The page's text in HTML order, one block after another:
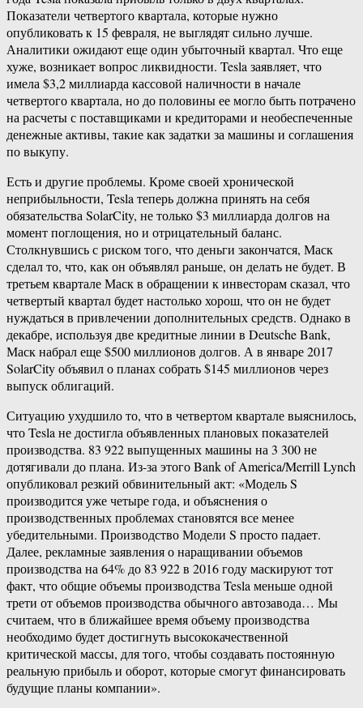
Показатели четвертого квартала, которые нужно
опубликовать к 15 февраля, не выглядят сильно лучше.
Аналитики ожидают еще один убыточный квартал. Что еще
хуже, возникает вопрос ликвидности. Tesla заявляет, что
имела $3,2 миллиарда кассовой наличности в начале
четвертого квартала, но до половины ее могло быть потрачено
на расчеты с поставщиками и кредиторами и необеспеченные
денежные активы, такие как задатки за машины и соглашения
по выкупу.
Есть и другие проблемы. Кроме своей хронической
неприбыльности, Tesla теперь должна принять на себя
обязательства SolarCity, не только $3 миллиарда долгов на
момент поглощения, но и отрицательный баланс.
Столкнувшись с риском того, что деньги закончатся, Маск
сделал то, что, как он объявлял раньше, он делать не будет. В
третьем квартале Маск в обращении к инвесторам сказал, что
четвертый квартал будет настолько хорош, что он не будет
нуждаться в привлечении дополнительных средств. Однако в
декабре, используя две кредитные линии в Deutsche Bank,
Маск набрал еще $500 миллионов долгов. А в январе 2017
SolarCity объявил о планах собрать $145 миллионов через
выпуск облигаций.
Ситуацию ухудшило то, что в четвертом квартале выяснилось,
что Tesla не достигла объявленных плановых показателей
производства. 83 922 выпущенных машины на 3 300 не
дотягивали до плана. Из-за этого Bank of America/Merrill Lynch
опубликовал резкий обвинительный акт: «Модель S
производится уже четыре года, и объяснения о
производственных проблемах становятся все менее
убедительными. Производство Модели S просто падает.
Далее, рекламные заявления о наращивании объемов
производства на 64% до 83 922 в 2016 году маскируют тот
факт, что общие объемы производства Tesla меньше одной
трети от объемов производства обычного автозавода… Мы
считаем, что в ближайшее время объему производства
необходимо будет достигнуть высококачественной
критической массы, для того, чтобы создавать постоянную
реальную прибыль и оборот, которые смогут финансировать
будущие планы компании».